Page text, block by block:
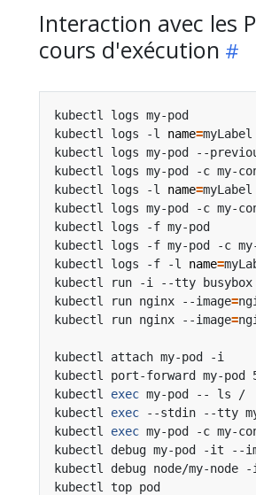
Interaction avec les
cours d'exécution
kubectl
kubectl logs -l name=
kubectl logs
kubectl logs my-
kubectl logs -l name=
kubectl logs my-pod -c
kubectl
kubectl logs -f my-
kubectl logs -f -l name=
kubectl run -i --tty busybox
kubectl run nginx --image=
kubectl run nginx --image=
kubectl
kubectl port-forward
kubectl exec my-
kubectl exec --stdin --tty
kubectl exec my-pod -c
kubectl debug my-pod -it --
kubectl debug node/my-node
kubectl